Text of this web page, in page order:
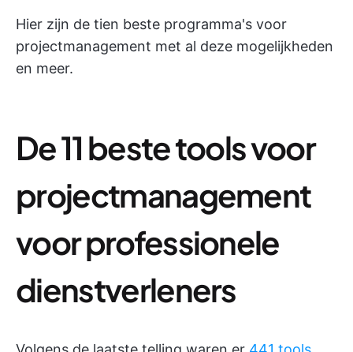
Hier zijn de tien beste programma's voor
projectmanagement met al deze mogelijkheden
en meer.
De 11 beste tools voor
projectmanagement
voor professionele
dienstverleners